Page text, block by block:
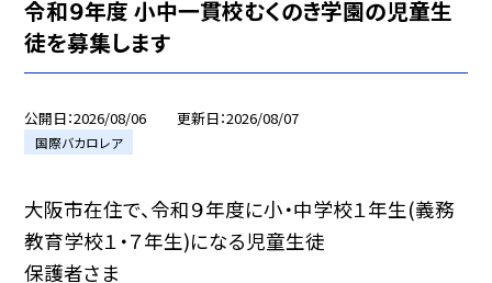
令和９年度 小中一貫校むくのき学園の児童生
徒を募集します
公開日 2026/08/06 更新日 2026/08/07
国際バカロレア
大阪市在住で、令和９年度に小・中学校１年生(義務
教育学校１・７年生)になる児童生徒
保護者さま